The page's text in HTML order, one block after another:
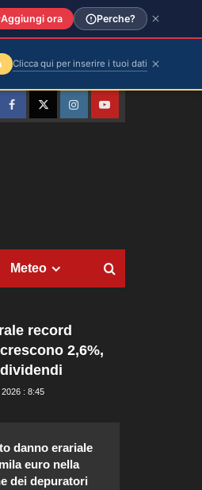
FacebookTwitterInstagramYouTube
Meteo
record
2,6%,
: 8:45
danno erariale
euro nella
dei depuratori
Aggiungi ora Perche?
Clicca qui per inserire i tuoi dati